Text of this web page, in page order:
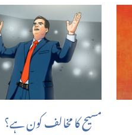
مسیح کا مخالف کون ہے؟‏